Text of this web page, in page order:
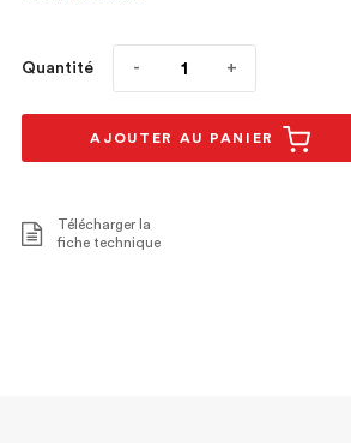
Quantité
AJOUTER AU PANIER
Télécharger la
fiche technique